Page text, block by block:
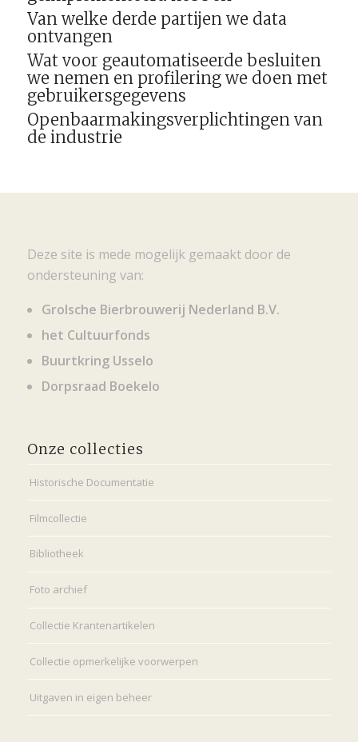
Van welke derde partijen we data
ontvangen
Wat voor geautomatiseerde besluiten
we nemen en profilering we doen met
gebruikersgegevens
Openbaarmakingsverplichtingen van
de industrie
Deze site is mede mogelijk gemaakt door de
ondersteuning van:
Grolsche Bierbrouwerij Nederland B.V.
het Cultuurfonds
Buurtkring Usselo
Dorpsraad Boekelo
Onze collecties
Historische Documentatie
Filmcollectie
Bibliotheek
Foto archief
Collectie Krantenartikelen
Collectie opmerkelijke voorwerpen
Uitgaven in eigen beheer